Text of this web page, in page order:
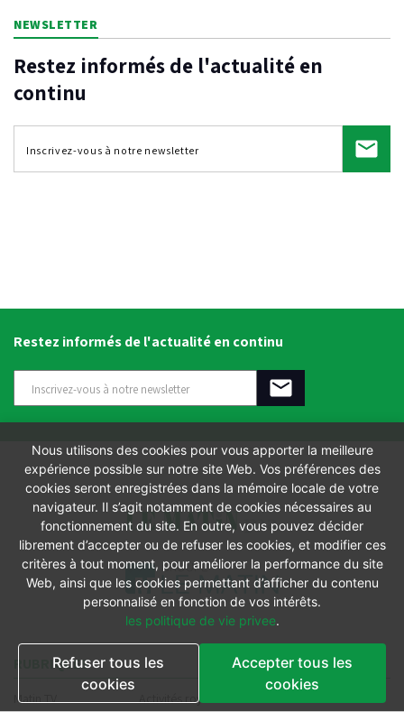
NEWSLETTER
Restez informés de l'actualité en
continu
Restez informés de l'actualité en continu
RUBRIQUES
Matin TV Activités royales
Nous utilisons des cookies pour vous apporter la meilleure
expérience possible sur notre site Web. Vos préférences des
cookies seront enregistrées dans la mémoire locale de votre
navigateur. Il s’agit notamment de cookies nécessaires au
fonctionnement du site. En outre, vous pouvez décider
librement d’accepter ou de refuser les cookies, et modifier ces
critères à tout moment, pour améliorer la performance du site
Web, ainsi que les cookies permettant d’afficher du contenu
personnalisé en fonction de vos intérêts.
les politique de vie privee.
Refuser tous les
cookies
Accepter tous les
cookies